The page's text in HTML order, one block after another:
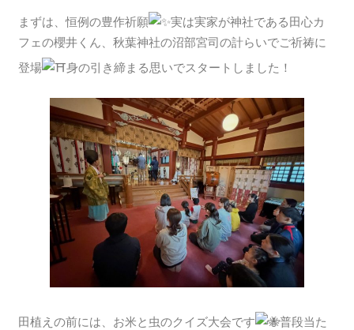
まずは、恒例の豊作祈願
実は実家が神社である田心カ
フェの櫻井くん、秋葉神社の沼部宮司の計らいでご祈祷に
登場
身の引き締まる思いでスタートしました！
田植えの前には、お米と虫のクイズ大会です
普段当た